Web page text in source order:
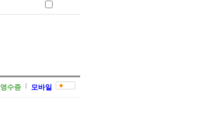
영수증 모바일